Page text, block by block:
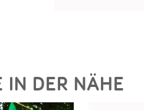
IN DER NÄHE